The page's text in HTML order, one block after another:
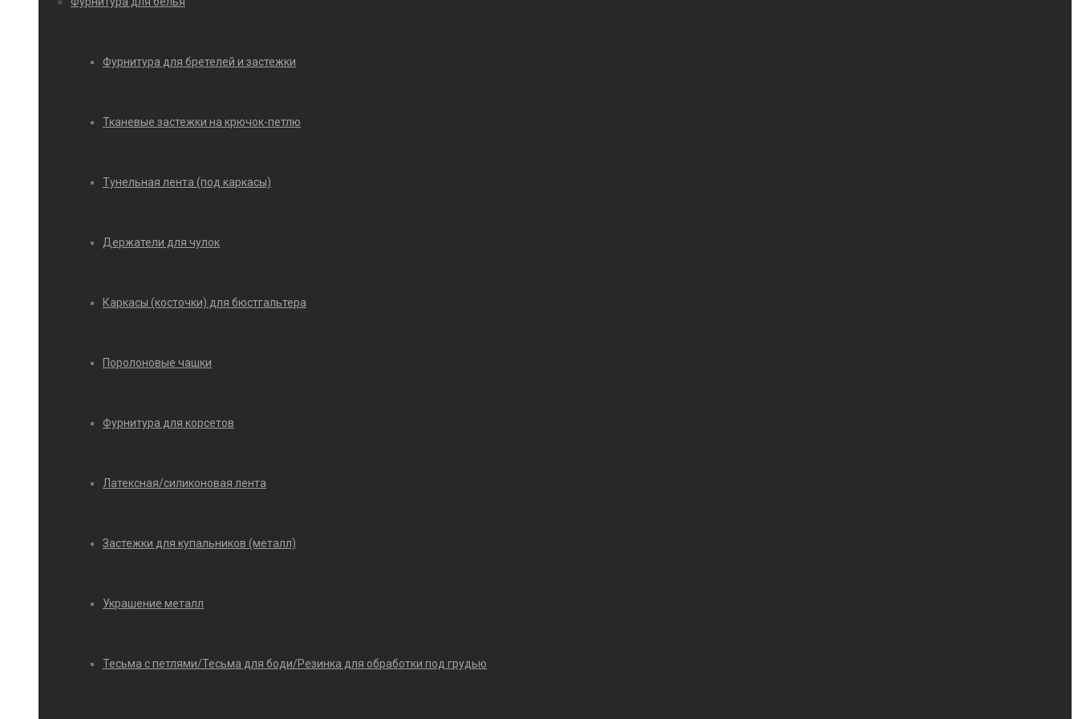
Фурнитура для бретелей и застежки
Тканевые застежки на крючок-петлю
Тунельная лента (под каркасы)
Держатели для чулок
Каркасы (косточки) для бюстгальтера
Поролоновые чашки
Фурнитура для корсетов
Латексная/силиконовая лента
Застежки для купальников (металл)
Украшение металл
Тесьма с петлями/Тесьма для боди/Резинка для обработки под грудью